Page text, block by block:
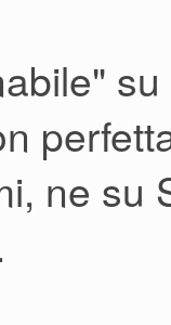
ne su